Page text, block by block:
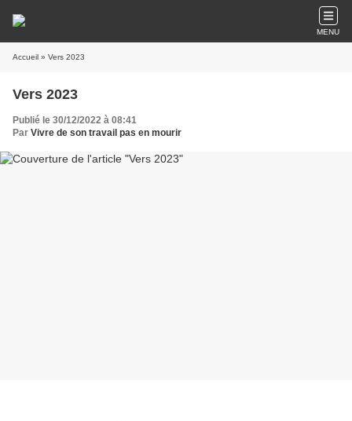
MENU
Accueil » Vers 2023
Vers 2023
Publié le 30/12/2022 à 08:41
Par Vivre de son travail pas en mourir